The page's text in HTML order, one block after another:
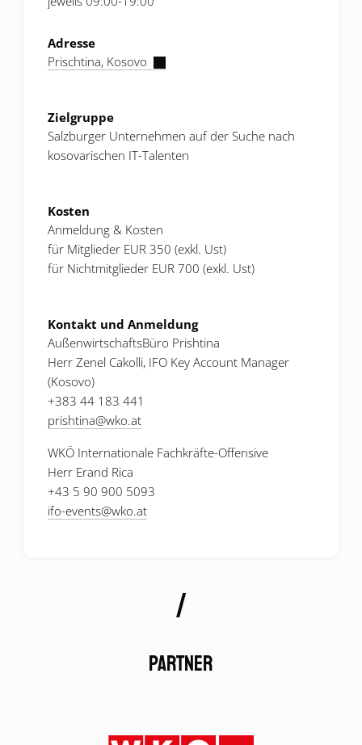
Adresse
Prischtina, Kosovo
Zielgruppe
Salzburger Unternehmen auf der Suche nach
kosovarischen IT-Talenten
Kosten
Anmeldung & Kosten
für Mitglieder EUR 350 (exkl. Ust)
für Nichtmitglieder EUR 700 (exkl. Ust)
Kontakt und Anmeldung
AußenwirtschaftsBüro Prishtina
Herr Zenel Cakolli, IFO Key Account Manager
(Kosovo)
+383 44 183 441
prishtina@wko.at
WKÖ Internationale Fachkräfte-Offensive
Herr Erand Rica
+43 5 90 900 5093
ifo-events@wko.at
Partner